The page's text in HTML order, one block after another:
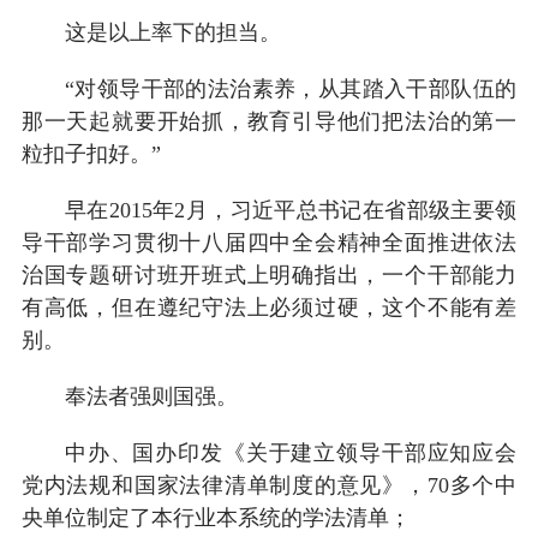
这是以上率下的担当。
“对领导干部的法治素养，从其踏入干部队伍的
那一天起就要开始抓，教育引导他们把法治的第一
粒扣子扣好。”
早在2015年2月，习近平总书记在省部级主要领
导干部学习贯彻十八届四中全会精神全面推进依法
治国专题研讨班开班式上明确指出，一个干部能力
有高低，但在遵纪守法上必须过硬，这个不能有差
别。
奉法者强则国强。
中办、国办印发《关于建立领导干部应知应会
党内法规和国家法律清单制度的意见》，70多个中
央单位制定了本行业本系统的学法清单；